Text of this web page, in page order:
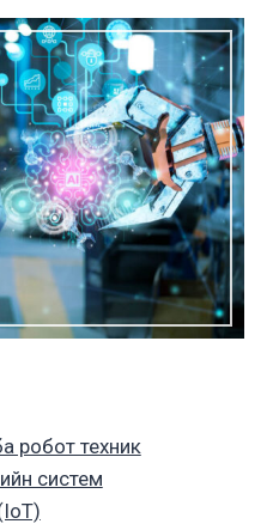
робот техник
систем